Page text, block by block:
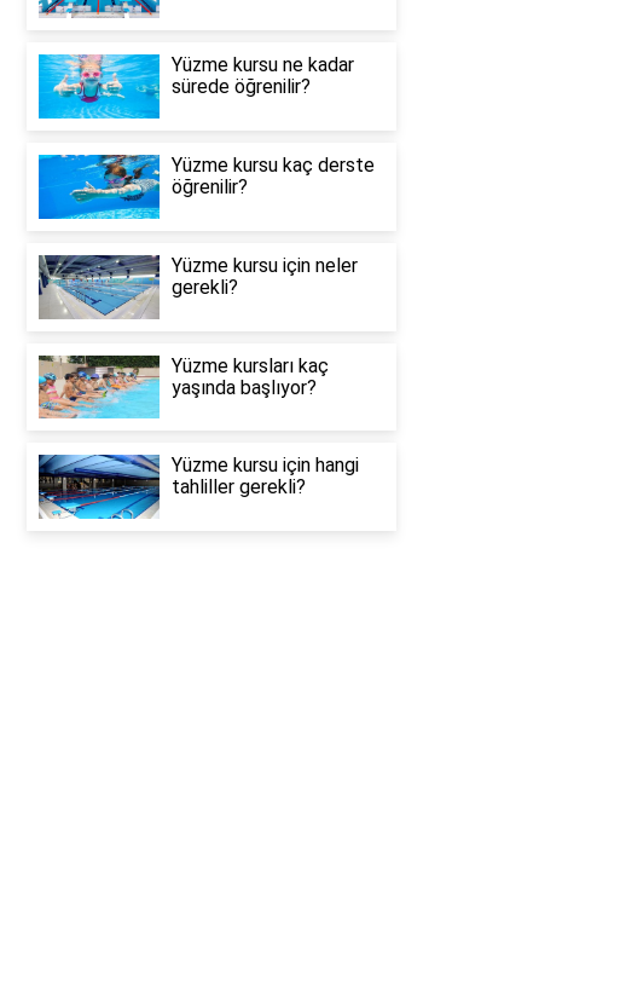
Yüzme kursu ne kadar
sürede öğrenilir?
Yüzme kursu kaç derste
öğrenilir?
Yüzme kursu için neler
gerekli?
Yüzme kursları kaç
yaşında başlıyor?
Yüzme kursu için hangi
tahliller gerekli?